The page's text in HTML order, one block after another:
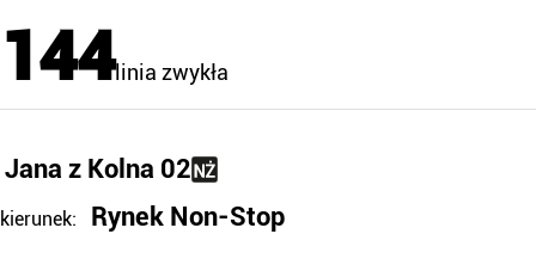
144linia zwykła
Jana z Kolna 02
kierunek: Rynek Non-Stop